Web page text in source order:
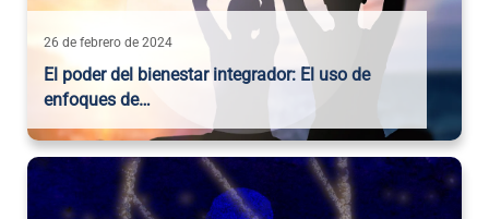
26 de febrero de 2024
El poder del bienestar integrador: El uso de
enfoques de…